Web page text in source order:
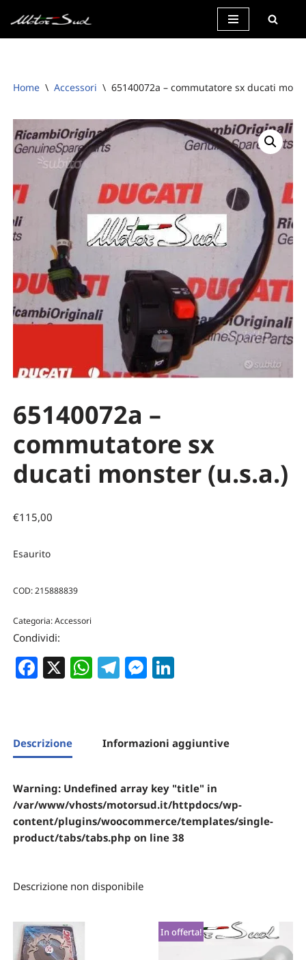
Vai
Home \ Accessori \ 65140072a – commutatore sx ducati
65140072a –
commutatore sx
ducati monster (u.s.a.)
€115,00
Esaurito
COD:215888839
Categoria:Accessori
Condividi:
Facebook
X WhatsApp
Telegram
Messenger
Descrizione Informazioni aggiuntive
Warning: Undefined array key "title" in
/var/www/vhosts/motorsud.it/httpdocs/wp-
content/plugins/woocommerce/templates/single-
product/tabs/tabs.php on line38
Descrizione non disponibile
In offerta!